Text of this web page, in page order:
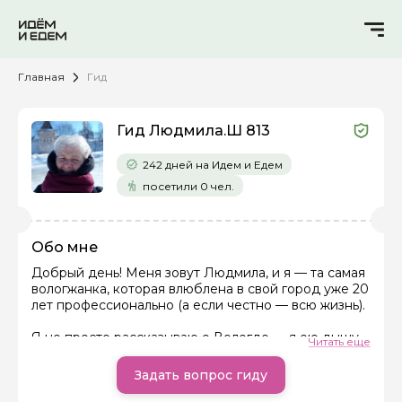
Главная Гид
Гид Людмила.Ш 813
242 дней на Идем и Едем
посетили 0 чел.
Обо мне
Добрый день! Меня зовут Людмила, и я — та самая
вологжанка, которая влюблена в свой город уже 20
лет профессионально (а если честно — всю жизнь).
Я не просто рассказываю о Вологде — я ею дышу.
Знаю каждый дворик, каждую легенду, каждый
скрипучий мост через Золотуху. И за 20 лет работы
гидом я поняла главное: Вологду невозможно
Читать еще
Задать вопрос гиду
Задайте свой вопрос гиду
Как вас зовут
Ваша электронная почта